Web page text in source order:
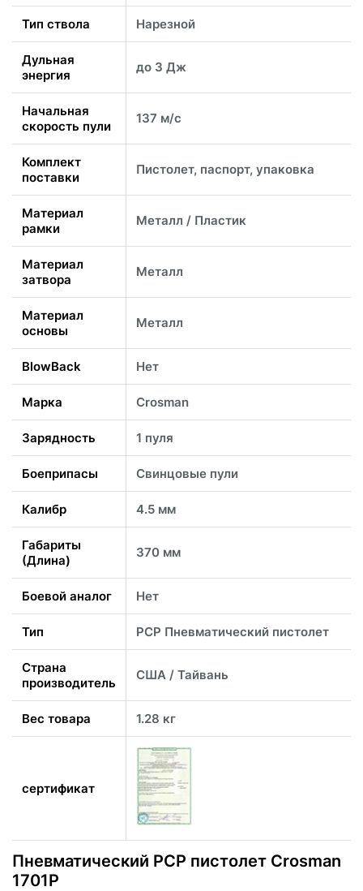
Тип ствола Нарезной
Дульная
энергия
до 3 Дж
Начальная
скорость пули
137 м/с
Комплект
поставки
Пистолет, паспорт, упаковка
Материал
рамки
Металл / Пластик
Материал
затвора
Металл
Материал
основы
Металл
BlowBack Нет
Марка Crosman
Зарядность 1 пуля
Боеприпасы Свинцовые пули
Калибр 4.5 мм
Габариты
(Длина)
370 мм
Боевой аналог Нет
Тип PCP Пневматический пистолет
Страна
производитель
США / Тайвань
Вес товара 1.28 кг
сертификат
Пневматический PCP пистолет Crosman
1701P